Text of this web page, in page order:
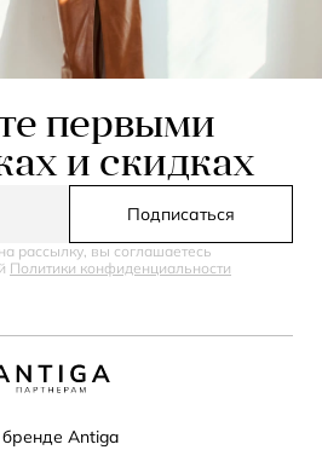
первыми
и скидках
Подписаться
рассылку, вы соглашаетесь
Политики конфиденциальности
Antiga